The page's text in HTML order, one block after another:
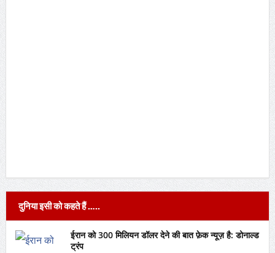
दुनिया इसी को कहते हैं …..
ईरान को 300 मिलियन डॉलर देने की बात फ़ेक न्यूज़ है: डोनाल्ड
ट्रंप